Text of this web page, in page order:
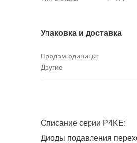
Упаковка и доставка
Продам единицы:
Другие
Описание серии P4KE:
Диоды подавления